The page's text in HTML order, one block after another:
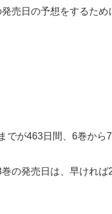
売日の予想をするた
が463日間、6巻から
の発売日は、早けれ